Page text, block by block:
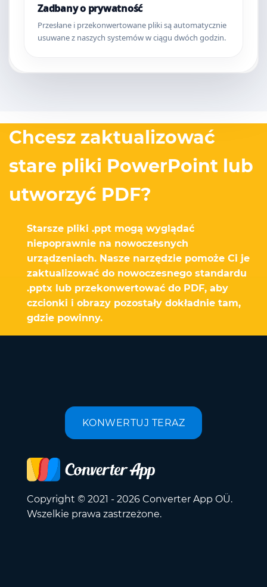
Zadbany o prywatność
Przesłane i przekonwertowane pliki są automatycznie
usuwane z naszych systemów w ciągu dwóch godzin.
Chcesz zaktualizować
stare pliki PowerPoint lub
utworzyć PDF?
Starsze pliki .ppt mogą wyglądać
niepoprawnie na nowoczesnych
urządzeniach. Nasze narzędzie pomoże Ci je
zaktualizować do nowoczesnego standardu
.pptx lub przekonwertować do PDF, aby
czcionki i obrazy pozostały dokładnie tam,
gdzie powinny.
KONWERTUJ TERAZ
Copyright © 2021 - 2026 Converter App OÜ.
Wszelkie prawa zastrzeżone.